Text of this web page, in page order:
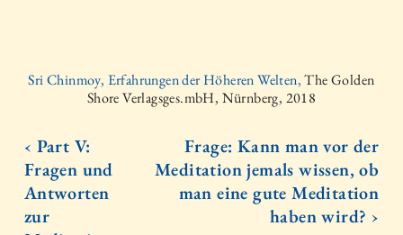
Sri Chinmoy, Erfahrungen der Höheren Welten,The Golden
Shore Verlagsges.mbH, Nürnberg, 2018
‹ Part V:
Fragen und
Antworten
zur
Frage: Kann man vor der
Meditation jemals wissen, ob
man eine gute Meditation
haben wird? ›